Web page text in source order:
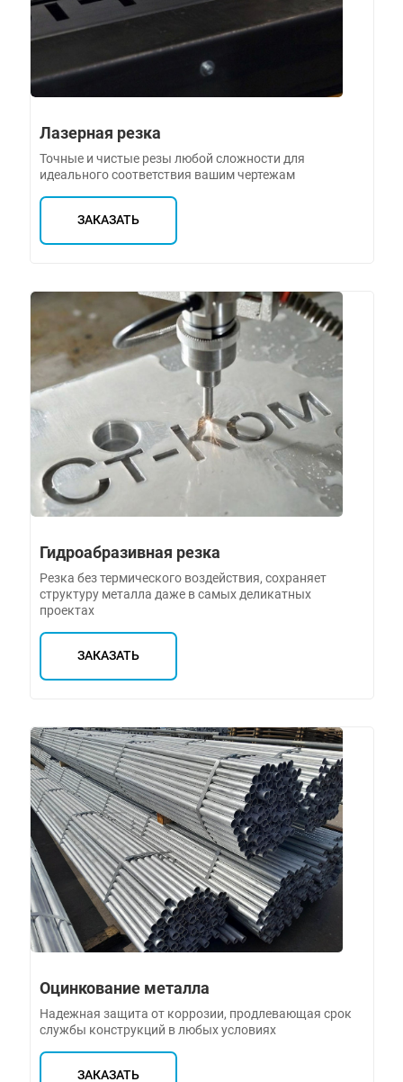
Лазерная резка
Точные и чистые резы любой сложности для
идеального соответствия вашим чертежам
ЗАКАЗАТЬ
Гидроабразивная резка
Резка без термического воздействия, сохраняет
структуру металла даже в самых деликатных
проектах
ЗАКАЗАТЬ
Оцинкование металла
Надежная защита от коррозии, продлевающая срок
службы конструкций в любых условиях
ЗАКАЗАТЬ